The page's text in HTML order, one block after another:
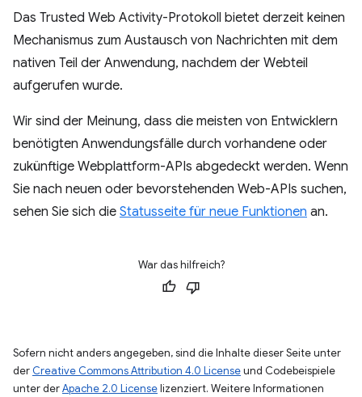
Das Trusted Web Activity-Protokoll bietet derzeit keinen
Mechanismus zum Austausch von Nachrichten mit dem
nativen Teil der Anwendung, nachdem der Webteil
aufgerufen wurde.
Wir sind der Meinung, dass die meisten von Entwicklern
benötigten Anwendungsfälle durch vorhandene oder
zukünftige Webplattform-APIs abgedeckt werden. Wenn
Sie nach neuen oder bevorstehenden Web-APIs suchen,
sehen Sie sich die Statusseite für neue Funktionen an.
War das hilfreich?
Sofern nicht anders angegeben, sind die Inhalte dieser Seite unter
der Creative Commons Attribution 4.0 Licenseund Codebeispiele
unter derApache 2.0 Licenselizenziert. Weitere Informationen